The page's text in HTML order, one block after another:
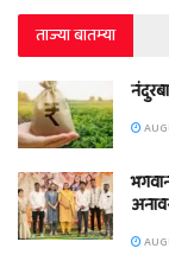
ताज्या बातम्या